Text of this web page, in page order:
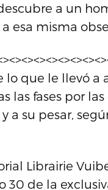
a un
esa misma
que le llevó a
las fases por
a su pesar,
Librairie
de la